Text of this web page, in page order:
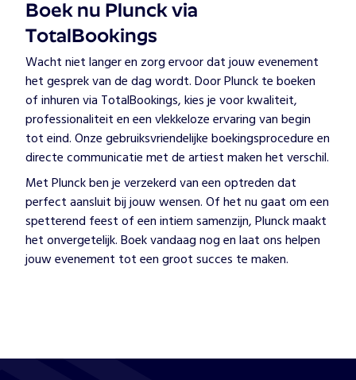
Boek nu Plunck via
TotalBookings
Wacht niet langer en zorg ervoor dat jouw evenement
het gesprek van de dag wordt. Door Plunck te boeken
of inhuren via TotalBookings, kies je voor kwaliteit,
professionaliteit en een vlekkeloze ervaring van begin
tot eind. Onze gebruiksvriendelijke boekingsprocedure en
directe communicatie met de artiest maken het verschil.
Met Plunck ben je verzekerd van een optreden dat
perfect aansluit bij jouw wensen. Of het nu gaat om een
spetterend feest of een intiem samenzijn, Plunck maakt
het onvergetelijk. Boek vandaag nog en laat ons helpen
jouw evenement tot een groot succes te maken.